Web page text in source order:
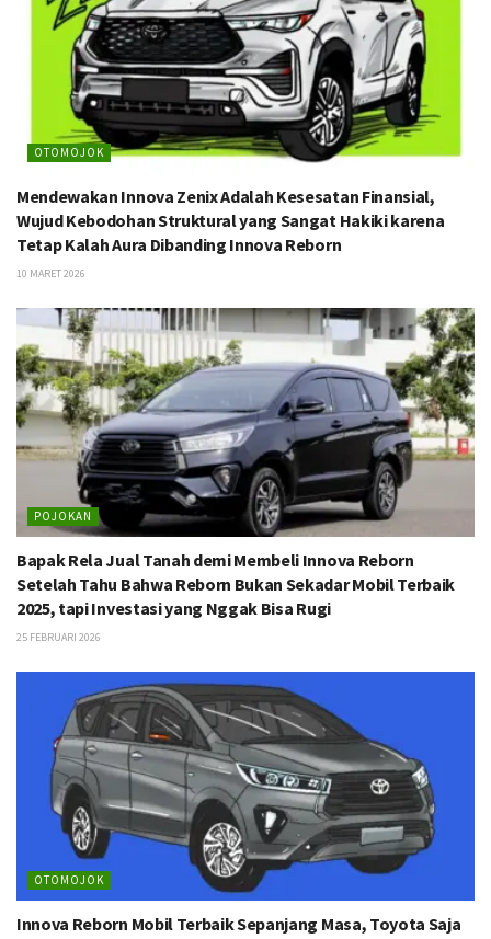
OTOMOJOK
Mendewakan Innova Zenix Adalah Kesesatan Finansial,
Wujud Kebodohan Struktural yang Sangat Hakiki karena
Tetap Kalah Aura Dibanding Innova Reborn
10 MARET 2026
POJOKAN
Bapak Rela Jual Tanah demi Membeli Innova Reborn
Setelah Tahu Bahwa Reborn Bukan Sekadar Mobil Terbaik
2025, tapi Investasi yang Nggak Bisa Rugi
25 FEBRUARI 2026
OTOMOJOK
Innova Reborn Mobil Terbaik Sepanjang Masa, Toyota Saja